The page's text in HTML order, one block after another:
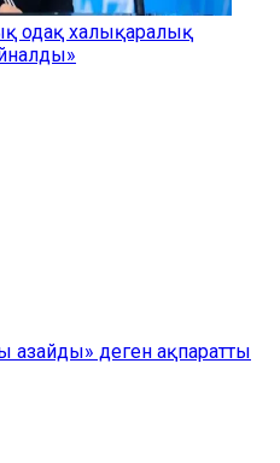
одақ халықаралық
азайды» деген ақпаратты